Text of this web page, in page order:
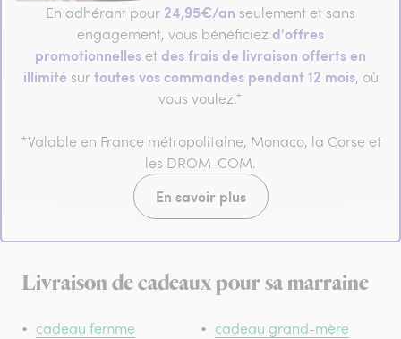
En adhérant pour 24,95€/an seulement et sans
engagement, vous bénéficiez d'offres
promotionnelles et des frais de livraison offerts en
illimité surtoutes vos commandes pendant 12 mois, où
vous voulez.*
*Valable en France métropolitaine, Monaco, la Corse et
les DROM-COM.
En savoir plus
Livraison de cadeaux pour sa marraine
cadeau femme
cadeau grand-mère